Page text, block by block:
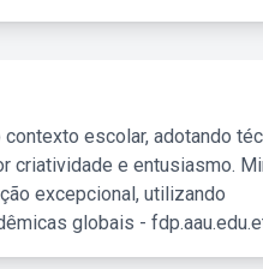
escolar, adotando
criatividade e entusiasmo.
excepcional, utilizando
globais -